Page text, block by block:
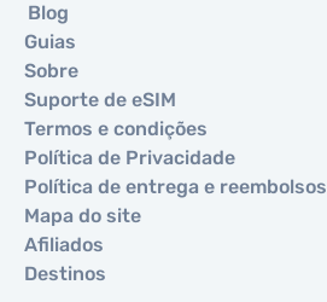
Blog
Guias
Sobre
Suporte de eSIM
Termos e condições
Política de Privacidade
Política de entrega e reembolsos
Mapa do site
Afiliados
Destinos